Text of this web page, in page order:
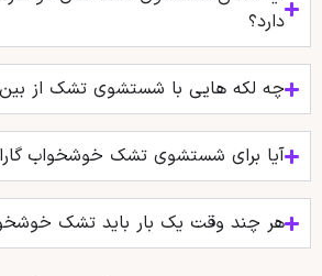
دارد؟
چه لکه هایی با شستشوی تشک از
آیا برای شستشوی تشک خوشخواب
هر چند وقت یک بار باید تشک